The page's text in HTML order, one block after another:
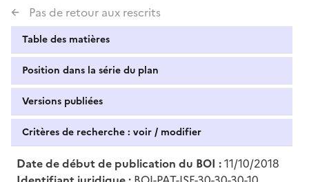
Pas de retour aux rescrits
Table des matières
Position dans la série du plan
Versions publiées
Critères de recherche : voir / modifier
Date de début de publication du BOI :11/10/2018